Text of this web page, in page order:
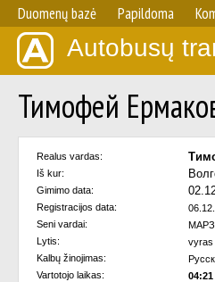
Duomenų bazė Papildoma
Autobusų
Тимофей
Realus vardas:
Iš kur:
Gimimo data:
Registracijos data:
Seni vardai:
Lytis:
vyras
Kalbų žinojimas:
Vartotojo laikas:
04:21